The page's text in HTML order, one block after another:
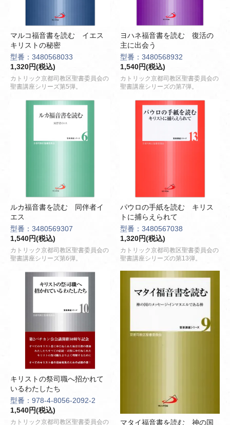
マルコ福音書を読む イエス
キリストの秘密
型番：3480568033
1,320円(税込)
カトリック京都司教区聖書委員会の
聖書講座シリーズ第5弾。
ヨハネ福音書を読む 復活の
主に出会う
型番：3480568932
1,540円(税込)
カトリック京都司教区聖書委員会の
聖書講座シリーズの第7弾。
ルカ福音書を読む 同伴者イ
エス
型番：3480569307
1,540円(税込)
カトリック京都司教区聖書委員会の
聖書講座シリーズ第6弾。
パウロの手紙を読む キリス
トに捕らえられて
型番：3480567038
1,320円(税込)
カトリック京都司教区聖書委員会の
聖書講座シリーズの第13弾。
キリストの祭司職へ招かれて
いるわたしたち
型番：978-4-8056-2092-2
1,540円(税込)
カトリック京都司教区聖書委員会の
マタイ福音書を読む 神の国